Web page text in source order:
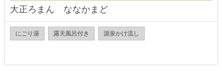
大正ろまん ななかまど
にごり湯 露天風呂付き 源泉かけ流し